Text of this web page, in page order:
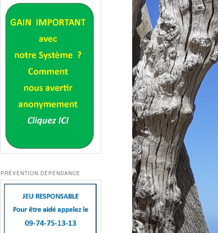
PRÉVENTION DÉPENDANCE